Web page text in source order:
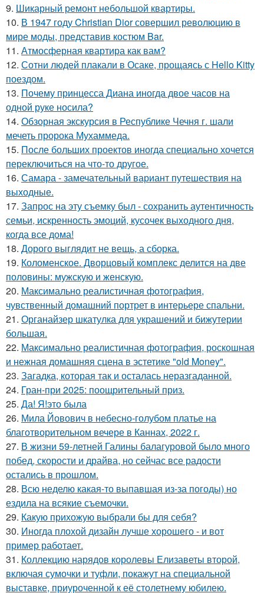
9. Шикарный ремонт небольшой квартиры.
10. В 1947 году Christian Dior совершил революцию в
мире моды, представив костюм Bar.
11. Атмосферная квартира как вам?
12. Сотни людей плакали в Осаке, прощаясь с Hello Kitty
поездом.
13. Почему принцесса Диана иногда двое часов на
одной руке носила?
14. Обзорная экскурсия в Республике Чечня г. шали
мечеть пророка Мухаммеда.
15. После больших проектов иногда специально хочется
переключиться на что-то другое.
16. Самара - замечательный вариант путешествия на
выходные.
17. Запрос на эту съемку был - сохранить аутентичность
семьи, искренность эмоций, кусочек выходного дня,
когда все дома!
18. Дорого выглядит не вещь, а сборка.
19. Коломенское. Дворцовый комплекс делится на две
половины: мужскую и женскую.
20. Максимально реалистичная фотография,
чувственный домашний портрет в интерьере спальни.
21. Органайзер шкатулка для украшений и бижутерии
большая.
22. Максимально реалистичная фотография, роскошная
и нежная домашняя сцена в эстетике "old Money".
23. Загадка, которая так и осталась неразгаданной.
24. Гран-при 2025: поощрительный приз.
25. Да! Я!это была
26. Мила Йовович в небесно-голубом платье на
благотворительном вечере в Каннах, 2022 г.
27. В жизни 59-летней Галины балагуровой было много
побед, скорости и драйва, но сейчас все радости
остались в прошлом.
28. Всю неделю какая-то выпавшая из-за погоды) но
ездила на всякие съемочки.
29. Какую прихожую выбрали бы для себя?
30. Иногда плохой дизайн лучше хорошего - и вот
пример работает.
31. Коллекцию нарядов королевы Елизаветы второй,
включая сумочки и туфли, покажут на специальной
выставке, приуроченной к её столетнему юбилею.